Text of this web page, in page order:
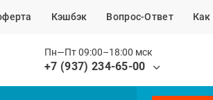
Кэшбэк Вопрос-Ответ Как
Пн—Пт 09:00–18:00 мск
+7 (937) 234-65-00